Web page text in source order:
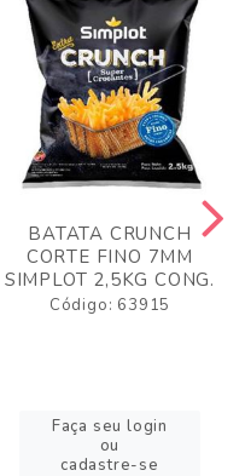
BATATA CRUNCH
CORTE FINO 7MM
SIMPLOT 2,5KG CONG.
Código: 63915
Faça seu login
ou
cadastre-se